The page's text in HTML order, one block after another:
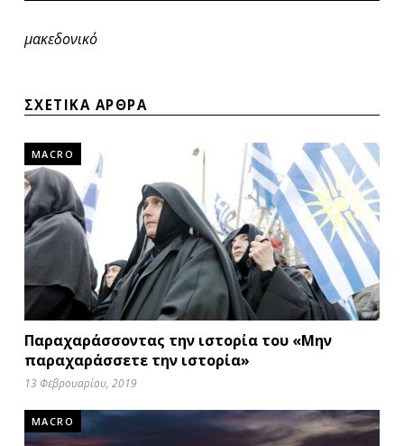
μακεδονικό
ΣΧΕΤΙΚΑ ΑΡΘΡΑ
MACRO
Παραχαράσσοντας την ιστορία του «Μην
παραχαράσσετε την ιστορία»
13 Φεβρουαρίου, 2019
MACRO